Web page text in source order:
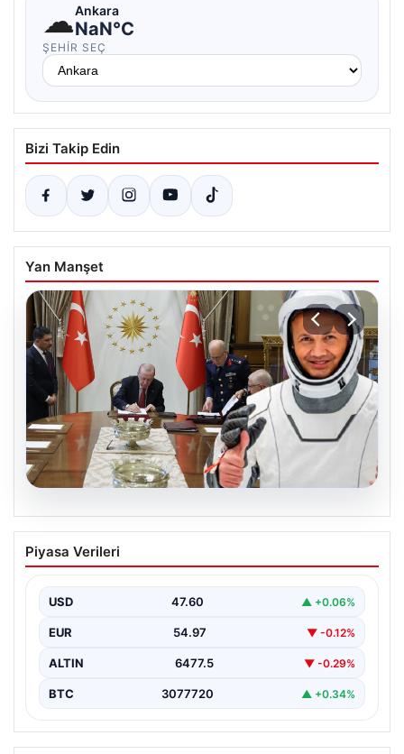
☁Ankara
NaN°C
ŞEHIR SEÇ
Bizi Takip Edin
Yan Manşet
05.08.2026
Yüksek Askeri Şura (YAŞ) kararları
açıklandı, Alper Gezeravcı terfi etti
Piyasa Verileri
USD 47.60 ▲ +0.06%
EUR 54.97 ▼ -0.12%
ALTIN 6477.5 ▼ -0.29%
BTC 3077720 ▲ +0.34%